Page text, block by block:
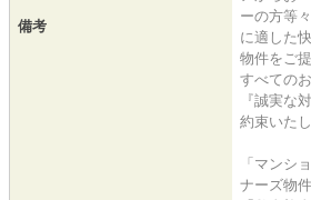
備考
ーの方等
に適した
物件をご
すべての
『誠実な
約束いた
「マンシ
ナーズ物